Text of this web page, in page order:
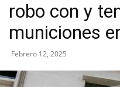
robo con y
municiones
Febrero 12, 2025